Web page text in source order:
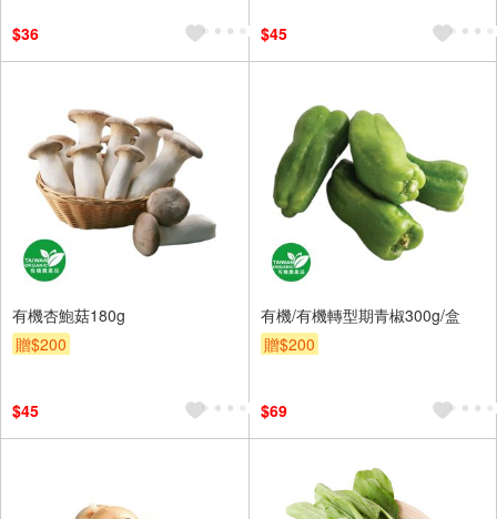
$36 $45
有機杏鮑菇180g
贈$200
$45
有機/有機轉型期青椒300g/盒
贈$200
$69